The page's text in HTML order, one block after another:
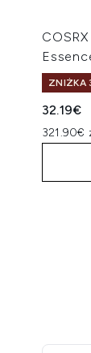
ZNIŻKA
32.19€
321.90€